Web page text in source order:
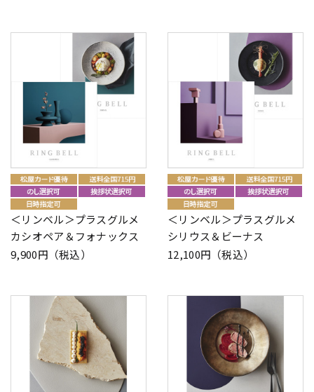
＜リンベル＞プラスグルメ
カシオペア＆フォナックス
9,900円（税込）
＜リンベル＞プラスグルメ
シリウス＆ビーナス
12,100円（税込）